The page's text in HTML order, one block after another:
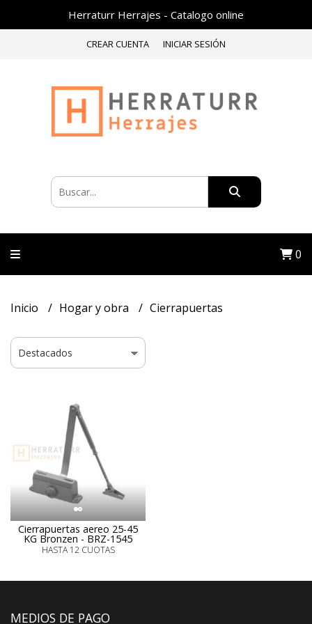
Herraturr Herrajes - Catalogo online
CREAR CUENTA INICIAR SESIÓN
0
Inicio Hogar y obra Cierrapuertas
Cierrapuertas aereo 25-45
KG Bronzen - BRZ-1545
HASTA 12 CUOTAS
MEDIOS DE PAGO